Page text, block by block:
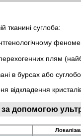
тканині суглоба:
плям
в бурсах або
відкладення
допомогою